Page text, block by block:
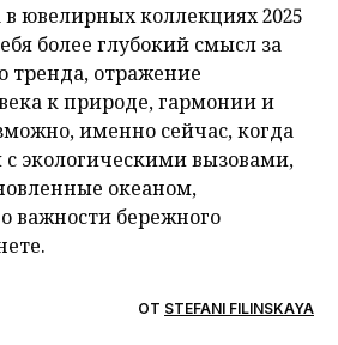
в ювелирных коллекциях 2025
более глубокий смысл за
тренда, отражение
к природе, гармонии и
именно сейчас, когда
с экологическими вызовами,
океаном,
важности бережного
ОТ STEFANI FILINSKAYA